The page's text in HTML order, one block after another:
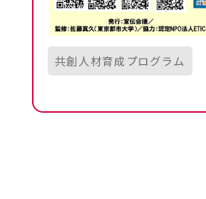
共創人材育成プログラム